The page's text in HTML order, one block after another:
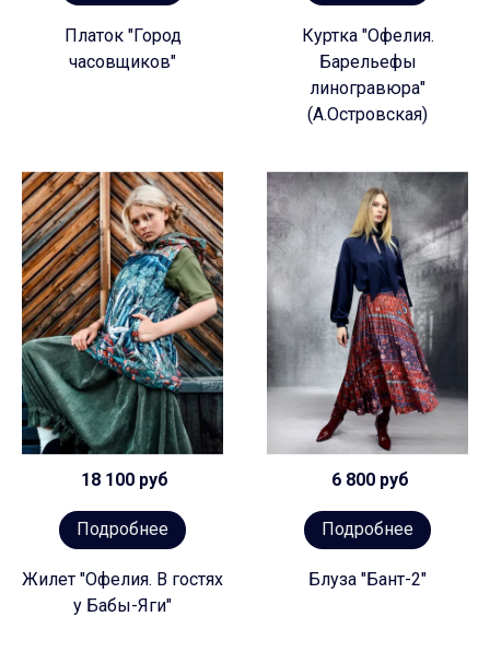
Платок "Город
часовщиков"
Куртка "Офелия.
Барельефы
линогравюра"
(А.Островская)
18 100 руб
Подробнее
Жилет "Офелия. В гостях
у Бабы-Яги"
6 800 руб
Подробнее
Блуза "Бант-2"